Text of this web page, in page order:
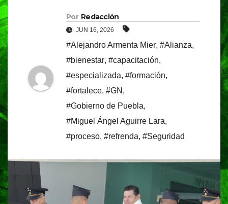
Por Redacción
JUN 16, 2026
#Alejandro Armenta Mier, #Alianza,
#bienestar, #capacitación,
#especializada, #formación,
#fortalece, #GN ,
#Gobierno de Puebla,
#Miguel Ángel Aguirre Lara,
#proceso, #refrenda, #Seguridad